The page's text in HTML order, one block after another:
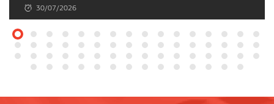
30/07/2026